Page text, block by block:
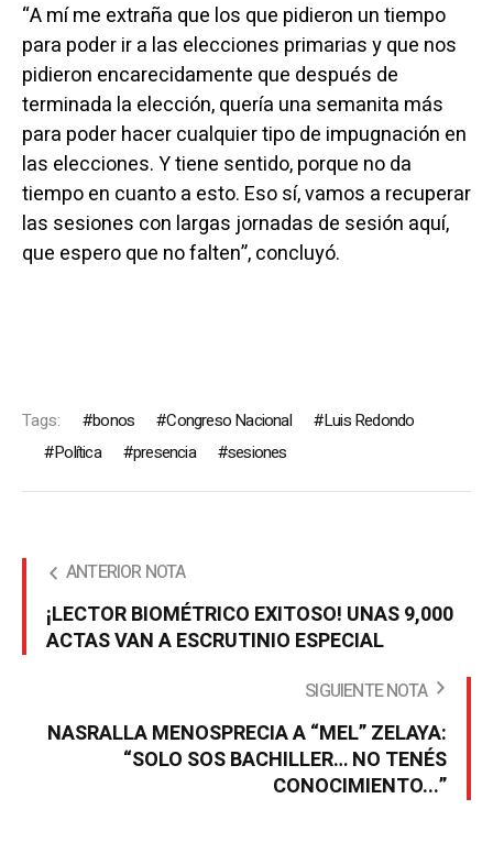
“A mí me extraña que los que pidieron un tiempo
para poder ir a las elecciones primarias y que nos
pidieron encarecidamente que después de
terminada la elección, quería una semanita más
para poder hacer cualquier tipo de impugnación en
las elecciones. Y tiene sentido, porque no da
tiempo en cuanto a esto. Eso sí, vamos a recuperar
las sesiones con largas jornadas de sesión aquí,
que espero que no falten”, concluyó.
Tags: bonos Congreso Nacional
Luis Redondo
Política
presencia sesiones
ANTERIOR NOTA
¡LECTOR BIOMÉTRICO EXITOSO! UNAS 9,000
ACTAS VAN A ESCRUTINIO ESPECIAL
SIGUIENTE NOTA
NASRALLA MENOSPRECIA A “MEL” ZELAYA:
“SOLO SOS BACHILLER… NO TENÉS
CONOCIMIENTO...”